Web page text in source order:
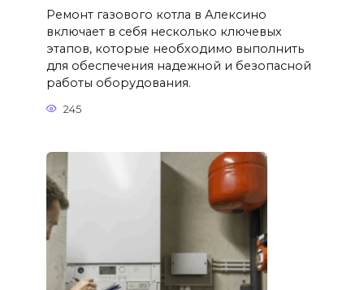
Ремонт газового котла в Алексино
включает в себя несколько ключевых
этапов, которые необходимо выполнить
для обеспечения надежной и безопасной
работы оборудования.
245